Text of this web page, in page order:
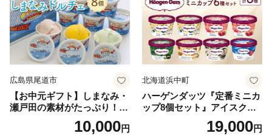
広島県尾道市
【お中元ギフト】しまなみ・
瀬戸田の素材がたっぷり！ジ
10,000円
北海道浜中町
ハーゲンダッツ『定番ミニカ
ップ8個セット』アイスクリ
ーム アイス スイーツ デザー
19,000円